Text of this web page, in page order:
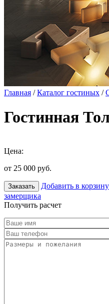
Главная /Каталог гостиных /
Гостинная
Цена:
от 25 000 руб.
Заказать Добавить в корзину
замерщика
Получить расчет